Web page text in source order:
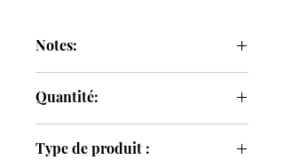
Notes:
Note de coeur
d'agar, cypriol
Quantité:
Type de produit :